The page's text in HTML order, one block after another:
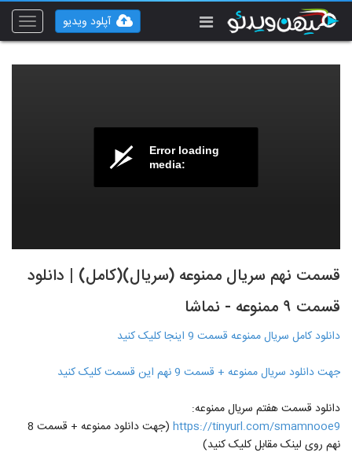
Toggle
آپلود ویدیو
Error loading
media:
قسمت نهم سریال ممنوعه (سریال)(کامل) | دانلود
قسمت ۹ ممنوعه - نماشا
دانلود کامل سریال ممنوعه قسمت 9 اینجا کلیک کنید
جهت دانلود سریال ممنوعه + قسمت 9 نهم این قسمت کلیک کنید
دانلود قسمت هفتم سریال ممنوعه:
https://tinyurl.com/smamnooe9
(جهت دانلود ممنوعه + قسمت 8
نهم روی لینک مقابل کلیک کنید)